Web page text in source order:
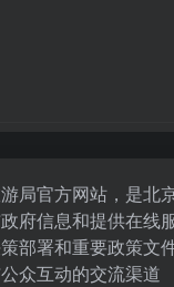
局官方网站，是北
府信息和提供在线
部署和重要政策文
众互动的交流渠道